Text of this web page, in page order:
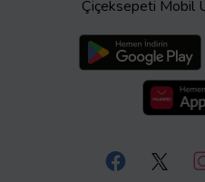
Çiçeksepeti Mobil